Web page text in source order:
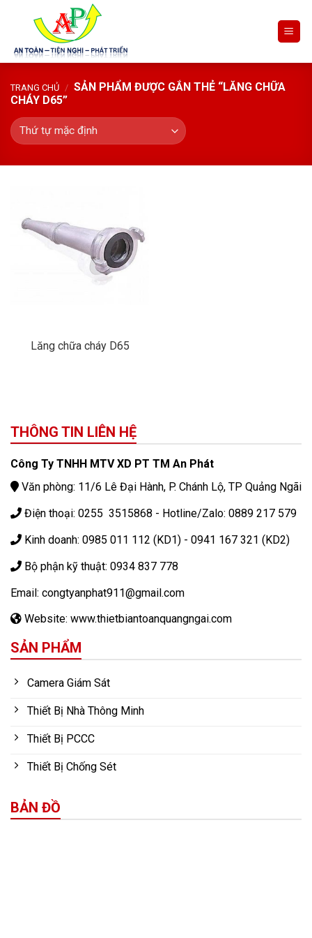
TRANG CHỦ / SẢN PHẨM ĐƯỢC GẮN THẺ “LĂNG CHỮA
CHÁY D65”
Lăng chữa cháy D65
THÔNG TIN LIÊN HỆ
Công Ty TNHH MTV XD PT TM An Phát
Văn phòng: 11/6 Lê Đại Hành, P. Chánh Lộ, TP Quảng Ngãi
Điện thoại: 0255 3515868 - Hotline/Zalo: 0889 217 579
Kinh doanh: 0985 011 112 (KD1) - 0941 167 321 (KD2)
Bộ phận kỹ thuật: 0934 837 778
Email: congtyanphat911@gmail.com
Website: www.thietbiantoanquangngai.com
SẢN PHẨM
Camera Giám Sát
Thiết Bị Nhà Thông Minh
Thiết Bị PCCC
Thiết Bị Chống Sét
BẢN ĐỒ